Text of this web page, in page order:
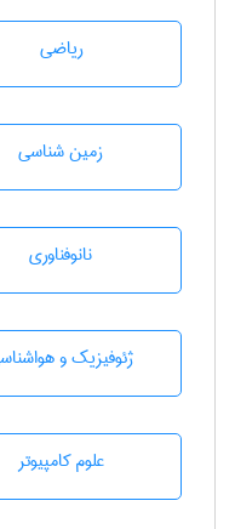
رياضی
زمين شناسی
نانوفناوری
ژئوفيزيك و
علوم کامپیوتر